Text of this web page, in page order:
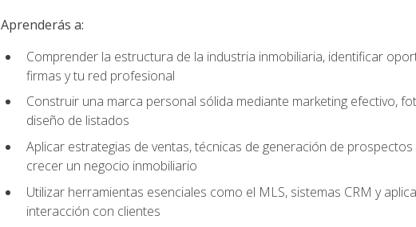
Aprenderás a:
Comprender la estructura de la industria inmobiliaria, identificar
firmas y tu red profesional
Construir una marca personal sólida mediante marketing efectivo,
diseño de listados
Aplicar estrategias de ventas, técnicas de generación de
crecer un negocio inmobiliario
Utilizar herramientas esenciales como el MLS, sistemas CRM y
interacción con clientes